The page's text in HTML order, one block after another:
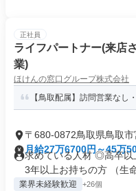
正社員
ライフパートナー(来店
業)
ほけんの窓口グループ株式会社
【鳥取配属】訪問営業なし
〒680-0872鳥取県鳥取市
月給27万6700円～45万
求めている人材 ◎高卒
3年以上お持ちの方 （生
業界未経験歓迎 +26個